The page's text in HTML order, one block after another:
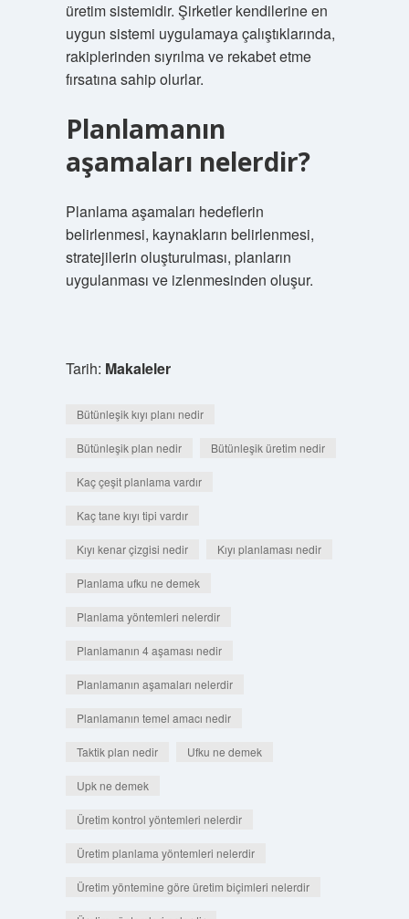
üretim sistemidir. Şirketler kendilerine en
uygun sistemi uygulamaya çalıştıklarında,
rakiplerinden sıyrılma ve rekabet etme
fırsatına sahip olurlar.
Planlamanın
aşamaları nelerdir?
Planlama aşamaları hedeflerin
belirlenmesi, kaynakların belirlenmesi,
stratejilerin oluşturulması, planların
uygulanması ve izlenmesinden oluşur.
Tarih: Makaleler
Bütünleşik kıyı planı nedir
Bütünleşik plan nedir Bütünleşik üretim nedir
Kaç çeşit planlama vardır
Kaç tane kıyı tipi vardır
Kıyı kenar çizgisi nedir Kıyı planlaması nedir
Planlama ufku ne demek
Planlama yöntemleri nelerdir
Planlamanın 4 aşaması nedir
Planlamanın aşamaları nelerdir
Planlamanın temel amacı nedir
Taktik plan nedir Ufku ne demek
Upk ne demek
Üretim kontrol yöntemleri nelerdir
Üretim planlama yöntemleri nelerdir
Üretim yöntemine göre üretim biçimleri nelerdir